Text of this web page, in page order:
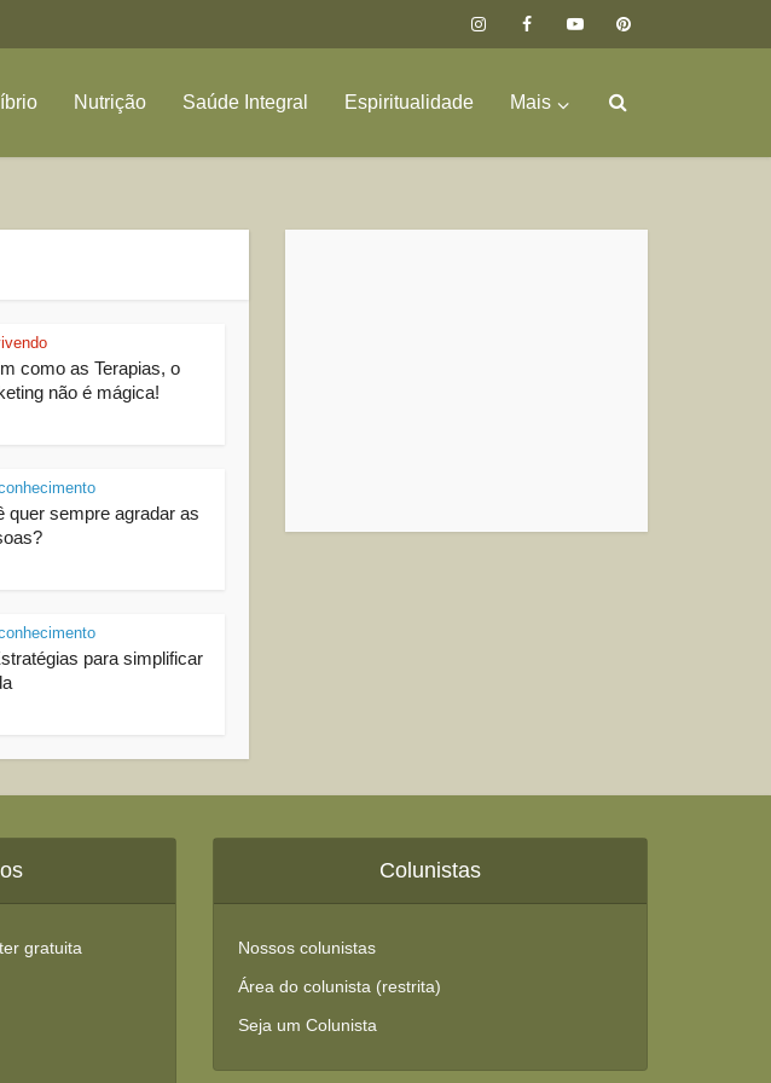
Nutrição Saúde Integral Espiritualidade Mais
como as Terapias, o
não é mágica!
quer sempre agradar as
para simplificar
gratuita
Colunistas
Nossos colunistas
Área do colunista (restrita)
Seja um Colunista